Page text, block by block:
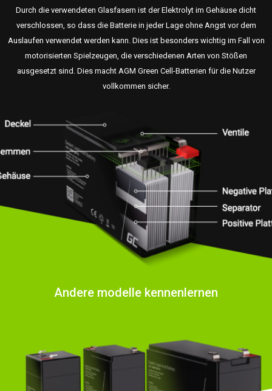
Durch die verwendeten Glasfasern ist der Elektrolyt im Gehäuse dicht
verschlossen, so dass die Batterie in jeder Lage ohne Angst vor dem
Auslaufen verwendet werden kann. Dies ist besonders wichtig im Fall von
motorisierten Spielzeugen, die verschiedenen Arten von Stößen
ausgesetzt sind. Dies macht AGM Green Cell-Batterien für die Nutzer
vollkommen sicher.
Andere modelle kennenlernen